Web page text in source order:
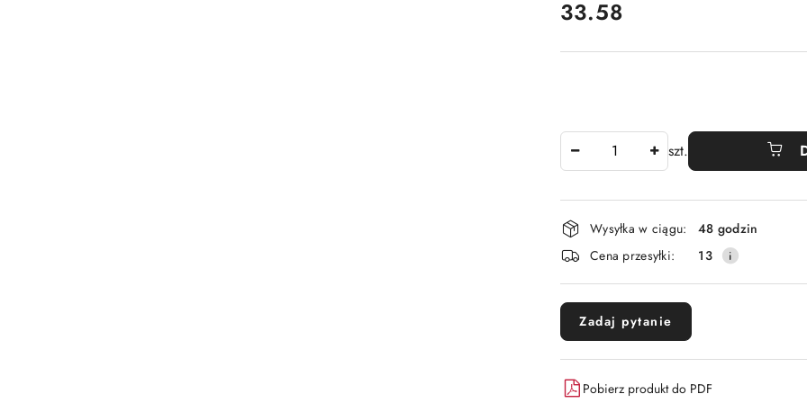
cena:
33.58
szt.
Dostępność
i
dostawa
Wysyłka w ciągu:
48 godzin
Cena przesyłki:
13
Zadaj pytanie
Pobierz produkt do PDF